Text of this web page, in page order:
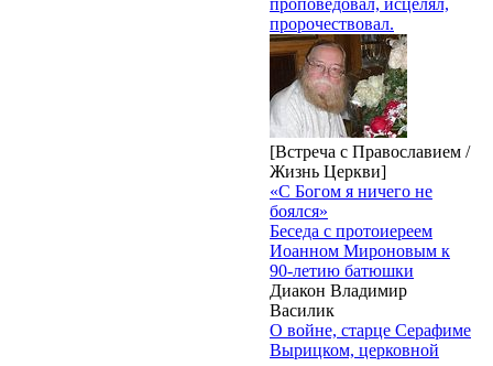
пророчествовал.
[Встреча с Православием /
Жизнь Церкви]
«С Богом я ничего не
боялся»
Беседа с протоиереем
Иоанном Мироновым к
90-летию батюшки
Диакон Владимир
Василик
О войне, старце Серафиме
Вырицком, церковной